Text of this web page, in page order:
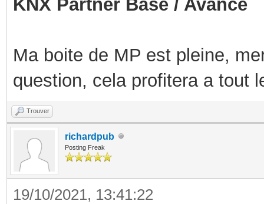
KNX Partner Base / Avancé
Ma boite de MP est pleine,
question, cela profitera a tout
Trouver
richardpub
Posting Freak
19/10/2021, 13:41:22